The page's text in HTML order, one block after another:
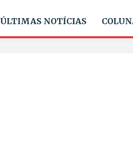
ÚLTIMAS NOTÍCIAS